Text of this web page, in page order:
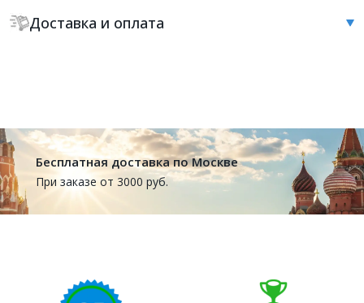
Доставка и оплата
Бесплатная доставка по Москве
При заказе от 3000 руб.